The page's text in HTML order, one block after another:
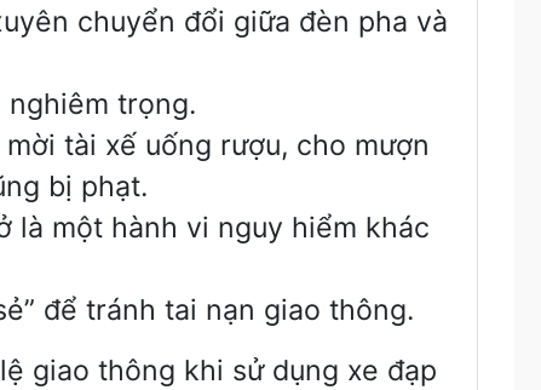
chuyển đổi giữa đèn pha và
nghiêm trọng.
tài xế uống rượu, cho mượn
bị phạt.
là một hành vi nguy hiểm khác
để tránh tai nạn giao thông.
giao thông khi sử dụng xe đạp